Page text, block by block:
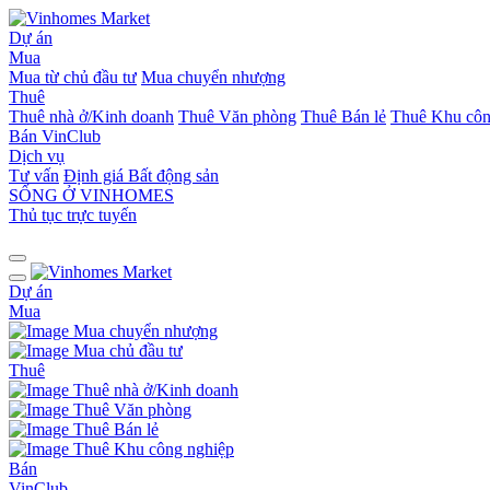
Dự án
Mua
Mua từ chủ đầu tư Mua chuyển nhượng
Thuê
Thuê nhà ở/Kinh doanh Thuê Văn phòng Thuê Bán lẻ Thuê Khu
Bán VinClub
Dịch vụ
Tư vấn Định giá Bất động sản
SỐNG Ở VINHOMES
Thủ tục trực tuyến
Dự án
Mua
Mua chuyển nhượng
Mua chủ đầu tư
Thuê
Thuê nhà ở/Kinh doanh
Thuê Văn phòng
Thuê Bán lẻ
Thuê Khu công nghiệp
Bán